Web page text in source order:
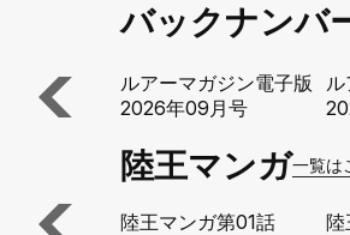
バックナンバ
ルアーマガジン電子版
2026年09月号
陸王マンガ一覧は
陸王マンガ第01話 陸